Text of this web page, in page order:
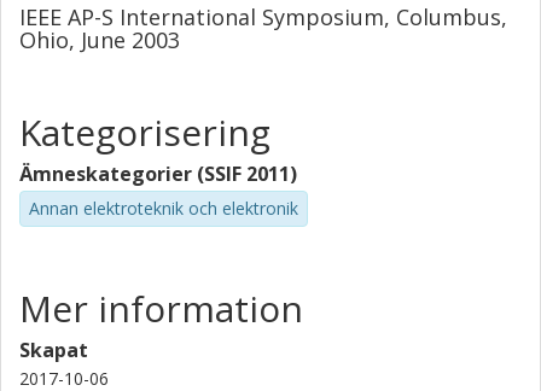
IEEE AP-S International Symposium, Columbus,
Ohio, June 2003
Kategorisering
Ämneskategorier (SSIF 2011)
Annan elektroteknik och elektronik
Mer information
Skapat
2017-10-06